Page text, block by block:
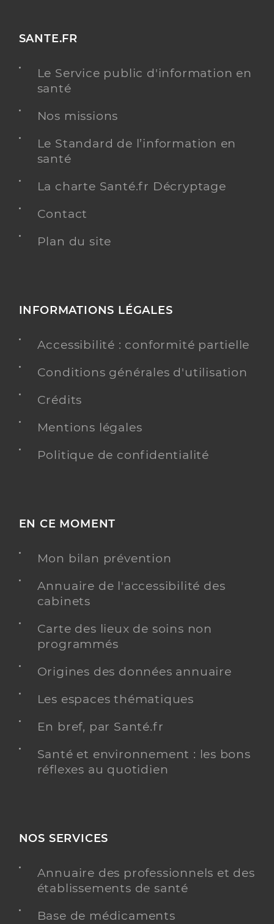
SANTE.FR
Le Service public d'information en
santé
Nos missions
Le Standard de l’information en
santé
La charte Santé.fr Décryptage
Contact
Plan du site
INFORMATIONS LÉGALES
Accessibilité : conformité partielle
Conditions générales d'utilisation
Crédits
Mentions légales
Politique de confidentialité
EN CE MOMENT
Mon bilan prévention
Annuaire de l'accessibilité des
cabinets
Carte des lieux de soins non
programmés
Origines des données annuaire
Les espaces thématiques
En bref, par Santé.fr
Santé et environnement : les bons
réflexes au quotidien
NOS SERVICES
Annuaire des professionnels et des
établissements de santé
Base de médicaments